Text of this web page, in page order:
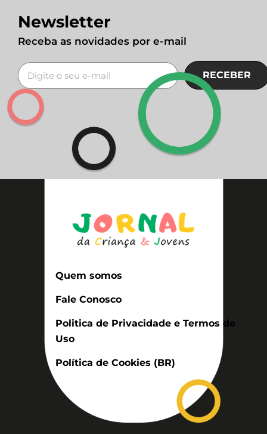
Newsletter
Receba as novidades por e-mail
RECEBER
Quem somos
Fale Conosco
Politica de Privacidade e Termos de
Uso
Política de Cookies (BR)